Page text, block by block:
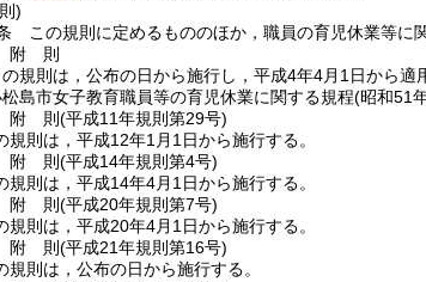
)
この規則に定めるもののほか，職員の育児休業等に
附 則
の規則は，公布の日から施行し，平成4年4月1日から適
島市女子教育職員等の育児休業に関する規程(昭和51
附 則(平成11年規則第29号)
規則は，平成12年1月1日から施行する。
附 則(平成14年規則第4号)
規則は，平成14年4月1日から施行する。
附 則(平成20年規則第7号)
規則は，平成20年4月1日から施行する。
附 則(平成21年規則第16号)
規則は，公布の日から施行する。